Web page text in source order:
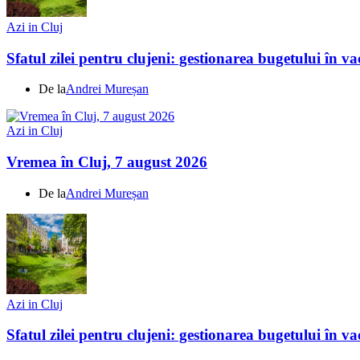
Azi in Cluj
Sfatul zilei pentru clujeni: gestionarea bugetului în
De laAndrei Mureșan
Azi in Cluj
Vremea în Cluj, 7 august 2026
De laAndrei Mureșan
Azi in Cluj
Sfatul zilei pentru clujeni: gestionarea bugetului în